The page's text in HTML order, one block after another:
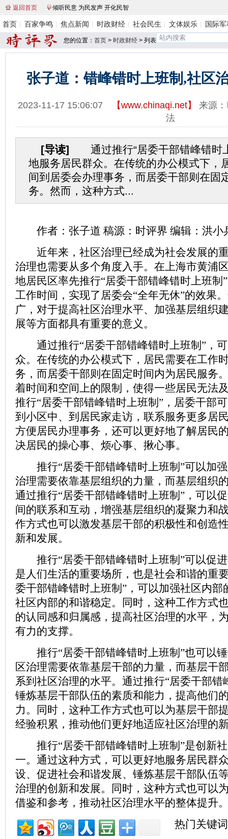
返回首页 倾听民意 为民发声 开化民智
首页 百家争鸣 焦点新闻 时政财经 社会民生 文体娱乐 国际
您的位置： 首页 > 时政财经 > 列表
张子道：错峰错时上班制,社区
2023-11-17 15:06:07 【www.chinaqi.net】 来源：
法
[导读] 通过推行“居委干部错峰错时
地服务居民群众。在传统的办公模式下，
间到居委会办理事务，而居委干部则在固
务。然而，这种方式...
作者：张子道 稿源：时评界 编辑：洪小
近年来，社区治理已经成为社会发展的
治理也需要从多个角度入手。在上海市黄浦
地居民区率先推行“居委干部错峰错时上班制
工作时间，实现了居委会“全年无休”的效果
广，对于提高社区治理水平、加强基层组织
展等方面都具有重要的意义。
通过推行“居委干部错峰错时上班制”，可
众。在传统的办公模式下，居民需要在工作
务，而居委干部则在固定时间内为居民服务
着时间和空间上的限制，使得一些居民无法
推行“居委干部错峰错时上班制”，居委干部
到小区中、到居民家走访，联系服务更多居
方便居民办理事务，还可以更好地了解居民
决居民的操心事、烦心事、揪心事。
推行“居委干部错峰错时上班制”可以加强
治理需要依靠基层组织的力量，而基层组织
通过推行“居委干部错峰错时上班制”，可以
间的联系和互动，增强基层组织的凝聚力和
作方式也可以激发基层干部的积极性和创造
新和发展。
推行“居委干部错峰错时上班制”可以促进
是人们生活的重要场所，也是社会和谐的重
委干部错峰错时上班制”，可以加强社区内部
社区内部的和谐稳定。同时，这种工作方式
的认同感和归属感，提高社区治理的水平，
有力的支撑。
推行“居委干部错峰错时上班制”也可以锤
区治理需要依靠基层干部的力量，而基层干
系到社区治理的水平。通过推行“居委干部错
锤炼基层干部队伍的素质和能力，提高他们
力。同时，这种工作方式也可以为基层干部
经验积累，推动他们更好地适应社区治理的
推行“居委干部错峰错时上班制”是创新社
一。通过这种方式，可以更好地服务居民群
设、促进社会和谐发展、锤炼基层干部队伍
治理的创新和发展。同时，这种方式也可以
借鉴和参考，推动社区治理水平的整体提升
热门关键